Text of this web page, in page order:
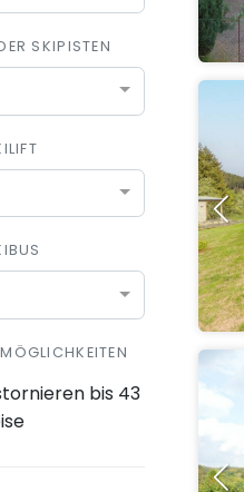
SKIPISTEN
bis 43